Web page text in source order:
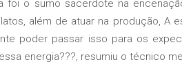
foi o sumo sacerdote na
além de atuar na produção,
poder passar isso para os
energia???, resumiu o técnico